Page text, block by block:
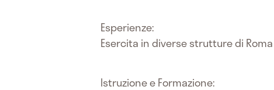
Esperienze:
Esercita in diverse strutture di
Istruzione e Formazione: